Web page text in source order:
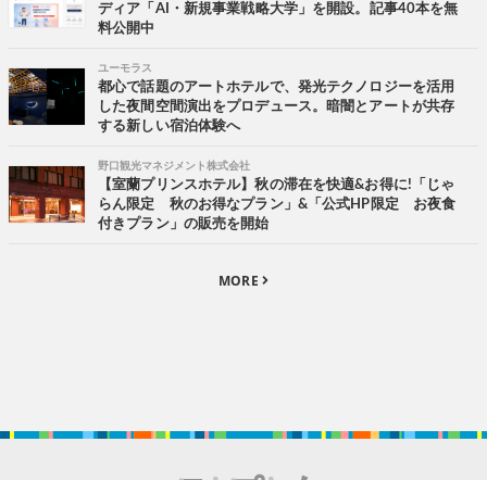
ディア「AI・新規事業戦略大学」を開設。記事40本を無
料公開中
ユーモラス
都心で話題のアートホテルで、発光テクノロジーを活用
した夜間空間演出をプロデュース。暗闇とアートが共存
する新しい宿泊体験へ
野口観光マネジメント株式会社
【室蘭プリンスホテル】秋の滞在を快適&お得に!「じゃ
らん限定 秋のお得なプラン」&「公式HP限定 お夜食
付きプラン」の販売を開始
MORE